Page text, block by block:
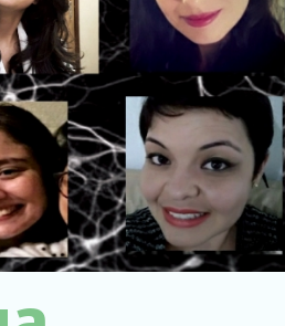
Necessário
Esses cookies
não são
opcionais. São
necessários
para o
funcionamento
do site.
Estatísticas
Para que